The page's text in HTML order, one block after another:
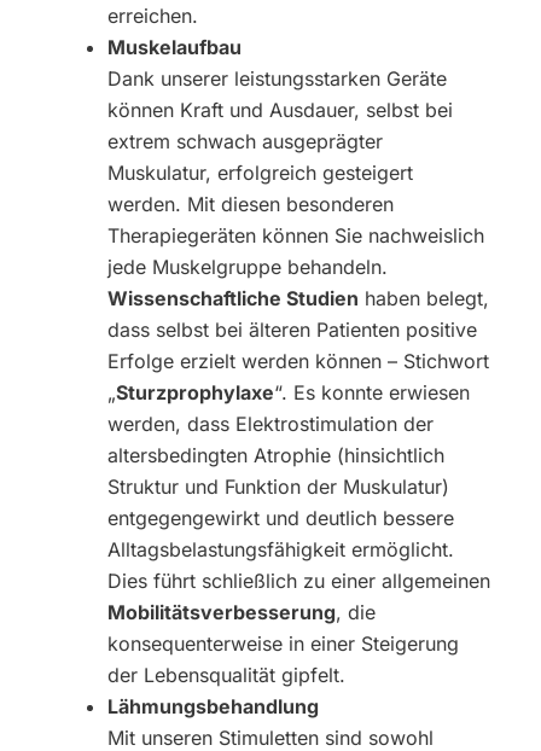
erreichen.
Muskelaufbau
Dank unserer leistungsstarken Geräte
können Kraft und Ausdauer, selbst bei
extrem schwach ausgeprägter
Muskulatur, erfolgreich gesteigert
werden. Mit diesen besonderen
Therapiegeräten können Sie nachweislich
jede Muskelgruppe behandeln.
Wissenschaftliche Studien haben belegt,
dass selbst bei älteren Patienten positive
Erfolge erzielt werden können – Stichwort
„Sturzprophylaxe“. Es konnte erwiesen
werden, dass Elektrostimulation der
altersbedingten Atrophie (hinsichtlich
Struktur und Funktion der Muskulatur)
entgegengewirkt und deutlich bessere
Alltagsbelastungsfähigkeit ermöglicht.
Dies führt schließlich zu einer allgemeinen
Mobilitätsverbesserung, die
konsequenterweise in einer Steigerung
der Lebensqualität gipfelt.
Lähmungsbehandlung
Mit unseren Stimuletten sind sowohl